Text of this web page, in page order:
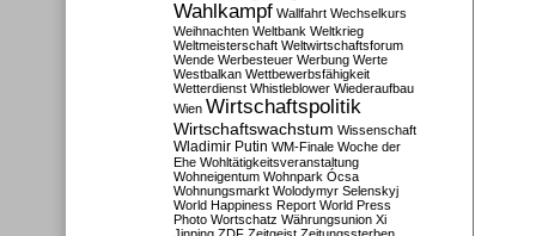
Wahlkampf Wallfahrt Wechselkurs
Weihnachten Weltbank Weltkrieg
Weltmeisterschaft Weltwirtschaftsforum
Wende Werbesteuer Werbung Werte
Westbalkan Wettbewerbsfähigkeit
Wetterdienst Whistleblower Wiederaufbau
Wien Wirtschaftspolitik
Wirtschaftswachstum Wissenschaft
Wladimir Putin WM-Finale Woche der
Ehe Wohltätigkeitsveranstaltung
Wohneigentum Wohnpark Ócsa
Wohnungsmarkt Wolodymyr Selenskyj
World Happiness Report World Press
Photo Wortschatz Währungsunion Xi